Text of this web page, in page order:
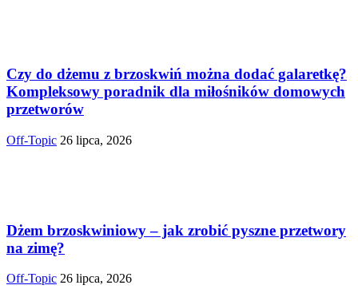
Czy do dżemu z brzoskwiń można dodać galaretkę?
Kompleksowy poradnik dla miłośników domowych
przetworów
Off-Topic 26 lipca, 2026
Dżem brzoskwiniowy – jak zrobić pyszne przetwory
na zimę?
Off-Topic 26 lipca, 2026